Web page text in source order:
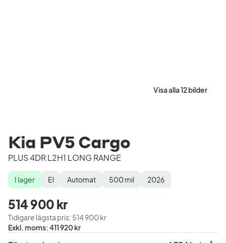
Visa alla 12 bilder
Kia PV5 Cargo
PLUS 4DR L2H1 LONG RANGE
Lagerstatus
I lager
Drivmedel El
Växellåda Automat
Mätarställning 500mil
Modellår 2026
514 900 kr
Tidigare lägsta pris: 514 900 kr
Exkl. moms:Pris
411 920 kr